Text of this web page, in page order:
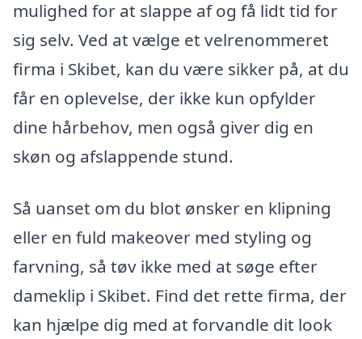
mulighed for at slappe af og få lidt tid for
sig selv. Ved at vælge et velrenommeret
firma i Skibet, kan du være sikker på, at du
får en oplevelse, der ikke kun opfylder
dine hårbehov, men også giver dig en
skøn og afslappende stund.
Så uanset om du blot ønsker en klipning
eller en fuld makeover med styling og
farvning, så tøv ikke med at søge efter
dameklip i Skibet. Find det rette firma, der
kan hjælpe dig med at forvandle dit look